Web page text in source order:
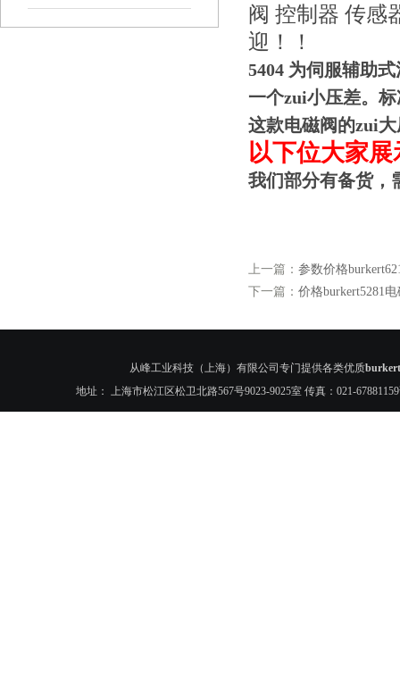
阀 控制器 传感
迎！！
5404 为伺服辅助
一个zui小压差。
这款电磁阀的zui
以下位大家
我们部分有备货，
上一篇： 参数价格
下一篇： 价格burkert5281
从峰工业科技（上海）有限公司专门提供各类优质
地址： 上海市松江区松卫北路567号9023-9025室 传真：021-